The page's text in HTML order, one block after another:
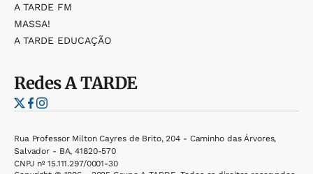
A TARDE FM
MASSA!
A TARDE EDUCAÇÃO
RedesA TARDE
Rua Professor Milton Cayres de Brito, 204 - Caminho das Árvores,
Salvador - BA, 41820-570
CNPJ nº 15.111.297/0001-30